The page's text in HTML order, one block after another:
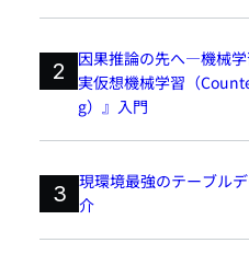
2
因果推論の先へ―機械
実仮想機械学習（
g）』入門
3 現環境最強のテーブル
介